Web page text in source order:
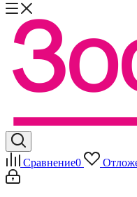
Сравнение0